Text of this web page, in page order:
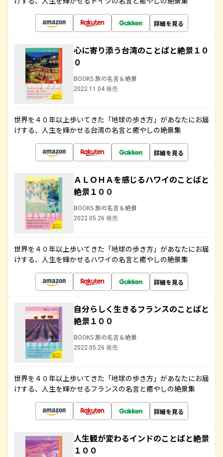
詳細を見る
心に寄り添う台湾のことばと絶景１０
０
BOOKS 旅の名言＆絶景
2022.11.04 発売
世界を４０年以上歩いてきた「地球の歩き方」があなたにお届
けする、人生を輝かせる台湾の名言と癒やしの絶景集
詳細を見る
ＡＬＯＨＡを感じるハワイのことばと
絶景１００
BOOKS 旅の名言＆絶景
2022.05.26 発売
世界を４０年以上歩いてきた「地球の歩き方」があなたにお届
けする、人生を輝かせるハワイの名言と癒やしの絶景集
詳細を見る
自分らしく生きるフランスのことばと
絶景１００
BOOKS 旅の名言＆絶景
2022.05.26 発売
世界を４０年以上歩いてきた「地球の歩き方」があなたにお届
けする、人生を輝かせるフランスの名言と癒やしの絶景集
詳細を見る
人生観が変わるインドのことばと絶景
１００